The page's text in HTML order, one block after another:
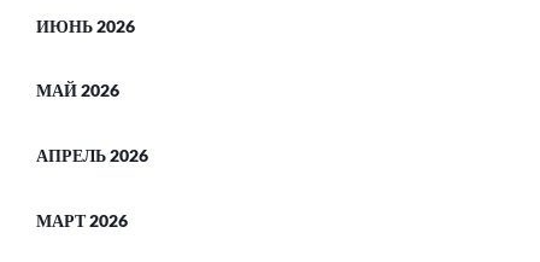
ИЮНЬ 2026
МАЙ 2026
АПРЕЛЬ 2026
МАРТ 2026